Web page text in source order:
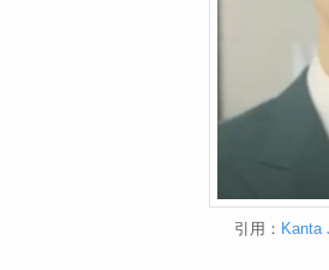
引用： Kanta